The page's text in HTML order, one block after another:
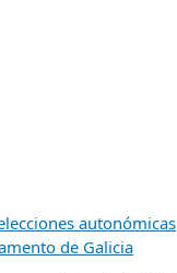
autonómicas
de Galicia